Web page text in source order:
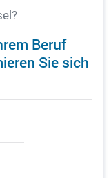
Beruf
Sie sich